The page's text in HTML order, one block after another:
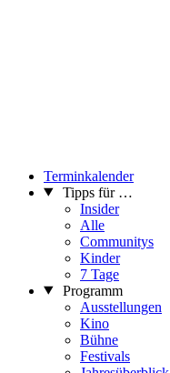
Terminkalender
Tipps für …
Insider
Alle
Communitys
Kinder
7 Tage
Programm
Ausstellungen
Kino
Bühne
Festivals